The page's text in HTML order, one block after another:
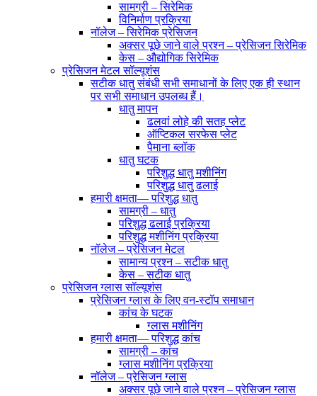
सामग्री – सिरेमिक
विनिर्माण प्रक्रिया
नॉलेज – सिरेमिक प्रेसिजन
अक्सर पूछे जाने वाले प्रश्न – प्रेसिजन सिरेमिक
केस – औद्योगिक सिरेमिक
प्रेसिजन मेटल सॉल्यूशंस
सटीक धातु संबंधी सभी समाधानों के लिए एक ही स्थान
पर सभी समाधान उपलब्ध हैं।
धातु मापन
ढलवां लोहे की सतह प्लेट
ऑप्टिकल सरफेस प्लेट
पैमाना ब्लॉक
धातु घटक
परिशुद्ध धातु मशीनिंग
परिशुद्ध धातु ढलाई
हमारी क्षमता— परिशुद्ध धातु
सामग्री – धातु
परिशुद्ध ढलाई प्रक्रिया
परिशुद्ध मशीनिंग प्रक्रिया
नॉलेज – प्रेसिजन मेटल
सामान्य प्रश्न – सटीक धातु
केस – सटीक धातु
प्रेसिजन ग्लास सॉल्यूशंस
प्रेसिजन ग्लास के लिए वन-स्टॉप समाधान
कांच के घटक
ग्लास मशीनिंग
हमारी क्षमता— परिशुद्ध कांच
सामग्री – कांच
ग्लास मशीनिंग प्रक्रिया
नॉलेज – प्रेसिजन ग्लास
अक्सर पूछे जाने वाले प्रश्न – प्रेसिजन ग्लास